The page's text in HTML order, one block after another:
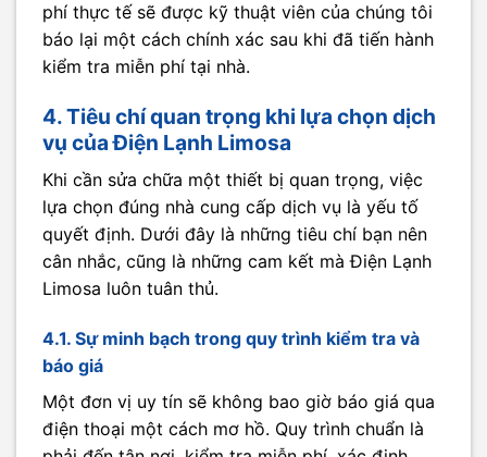
phí thực tế sẽ được kỹ thuật viên của chúng tôi
báo lại một cách chính xác sau khi đã tiến hành
kiểm tra miễn phí tại nhà.
4. Tiêu chí quan trọng khi lựa chọn dịch
vụ của Điện Lạnh Limosa
Khi cần sửa chữa một thiết bị quan trọng, việc
lựa chọn đúng nhà cung cấp dịch vụ là yếu tố
quyết định. Dưới đây là những tiêu chí bạn nên
cân nhắc, cũng là những cam kết mà Điện Lạnh
Limosa luôn tuân thủ.
4.1. Sự minh bạch trong quy trình kiểm tra và
báo giá
Một đơn vị uy tín sẽ không bao giờ báo giá qua
điện thoại một cách mơ hồ. Quy trình chuẩn là